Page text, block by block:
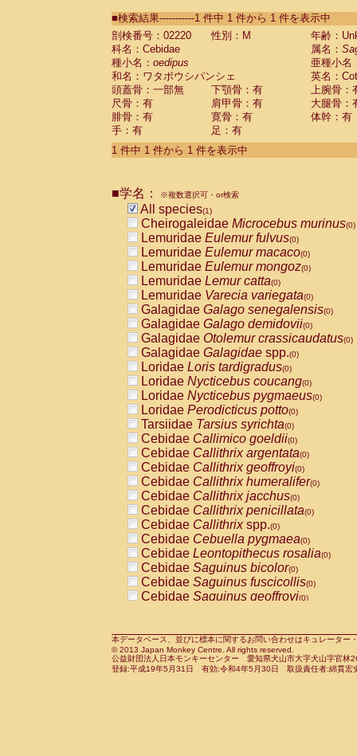
CebidaeSaguinus labiatus(0)
Cebidae Saguinus leucopus (0)
Cebidae
Cebidae
CebidaeSaguinus nigricollis (0)
Cebidae Saguinus oedipus
Cebidae Saguinus weddelli
Cebidae Saguinusspp.
Cebidae Aotus trivirgatus
Cebidae Cebus albifrons
CebidaeCebus nigrivittatus
CebidaeCebus
CebidaeSaimiri boliviensis(0)
CebidaeSaimiri sciureus(0)
AtelidaeAlouatta caraya(0)
AtelidaeAlouatta fusca(0)
AtelidaeAlouatta seniculus
AtelidaeAlouattaspp.(0)
AtelidaeAteles belzebuth(0)
AtelidaeAteles geoffroyi(0)
AtelidaeAteles paniscus(0)
AtelidaeAtelesspp.(0)
Atelidae Lagothrix lagothricha
AtelidaeLagothrix lagothricha cana
PitheciidaeCacajao calvus
PitheciidaeCallicebus cupreus
PitheciidaeCallicebus donacophilus
PitheciidaeCallicebus moloch
PitheciidaeCallicebus torquatus
PitheciidaeCallicebusspp.(0)
PitheciidaeChiropotes satanas(0)
PitheciidaePithecia monachus
PitheciidaePithecia pithecia(0)
CercopithecidaeCercocebus agilis
CercopithecidaeCercocebus
CercopithecidaeCercocebus
CercopithecidaeCercocebus
CercopithecidaeCercocebus
CercopithecidaeCercocebushybrid
CercopithecidaePapio anubis(0)
CercopithecidaePapio cynocephalus
CercopithecidaePapio hamadryas(0)
■検索結果-----------1 件中 1 件から 1 件を表示中
剖検番号：02220
性別：M
年齢：
科名：Cebidae
属名：
種小名： oedipus
亜種小名
和名：ワタボウシパンシェ
英名：
頭蓋骨：一部無
下顎骨：有
上腕骨：
尺骨：有
肩甲骨：有
大腿骨：
腓骨：有
寛骨：有
体幹：有
手：有
足：有
1 件中 1 件から 1 件を表示中
■学名： ※複数選択可・or検索
All species(1)
Cheirogaleidae Microcebus murinus(0)
Lemuridae Eulemur fulvus(0)
Lemuridae Eulemur macaco(0)
Lemuridae Eulemur mongoz(0)
Lemuridae Lemur catta(0)
Lemuridae Varecia variegata(0)
Galagidae Galago senegalensis(0)
Galagidae Galago demidovii(0)
Galagidae Otolemur crassicaudatus(0)
Galagidae Galagidae spp.(0)
Loridae Loris tardigradus(0)
Loridae Nycticebus coucang(0)
Loridae Nycticebus pygmaeus(0)
Loridae Perodicticus potto(0)
Tarsiidae Tarsius syrichta(0)
Cebidae Callimico goeldii(0)
Cebidae Callithrix argentata(0)
Cebidae Callithrix geoffroyi(0)
Cebidae Callithrix humeralifer(0)
Cebidae Callithrix jacchus(0)
Cebidae Callithrix penicillata(0)
Cebidae Callithrixspp.(0)
Cebidae Cebuella pygmaea(0)
Cebidae Leontopithecus rosalia(0)
Cebidae Saguinus bicolor(0)
Cebidae Saguinus fuscicollis(0)
Cebidae Saguinus geoffroyi(0)
CebidaeSaguinus leucopus(0)
CebidaeSaguinus midas(0)
Cebidae Saguinus mystax(0)
本データベース、並びに標本に関するお問い合わせはキュレータ
© 2013 Japan Monkey Centre. All rights reserved.
公益財団法人日本モンキーセンター 愛知県犬山市大字犬山字官
登録:平成19年5月31日 有効:令和4年5月30日 取扱責任者:綿貫宏